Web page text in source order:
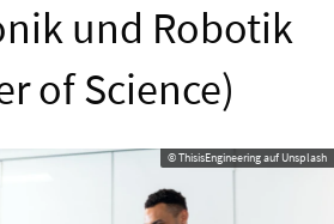
und Robotik
of Science)
© ThisisEngineering auf Unsplash